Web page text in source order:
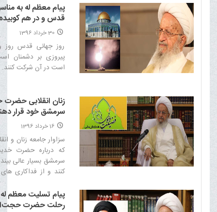
مومنان على(علیه
بهتر زيستن را بياموزند‌
پیام معظم له به
قدس و در هم
تروریست ها
سپاه پاسداران
30 خرداد 1396
روز جهانی قدس
پیروزی بر دشمنان
است در آن شرکت کنند.‌
زنان انقلابی حضرت
سرمشق خود قرار
های او درس بیاموزند
16 خرداد 1396
سزاوار جامعه زنان و
که درباره حضرت
سرمشق بسیار عالی
کنند و از فداکاری
حتی نه تنها زنان
به او اقتدا کنند‌
پيام تسليت معظم
رحلت حضرت